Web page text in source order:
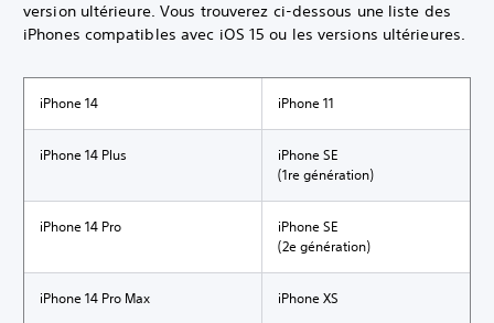
version ultérieure. Vous trouverez ci-dessous une liste des
iPhones compatibles avec iOS 15 ou les versions ultérieures.
iPhone 14 iPhone 11
iPhone 14 Plus
iPhone SE
(1re génération)
iPhone 14 Pro
iPhone SE
(2e génération)
iPhone 14 Pro Max iPhone XS